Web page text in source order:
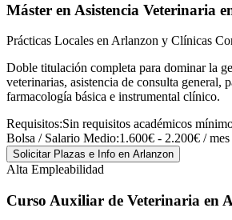
Máster en Asistencia Veterinaria
Prácticas Locales en Arlanzon y Clínicas
Doble titulación completa para dominar la
veterinarias, asistencia de consulta general,
farmacología básica e instrumental clínico.
Requisitos:Sin requisitos académicos
Bolsa / Salario Medio:1.600€ - 2.200€ / mes
Solicitar Plazas e Info en Arlanzon
Alta Empleabilidad
Curso Auxiliar de Veterinaria en